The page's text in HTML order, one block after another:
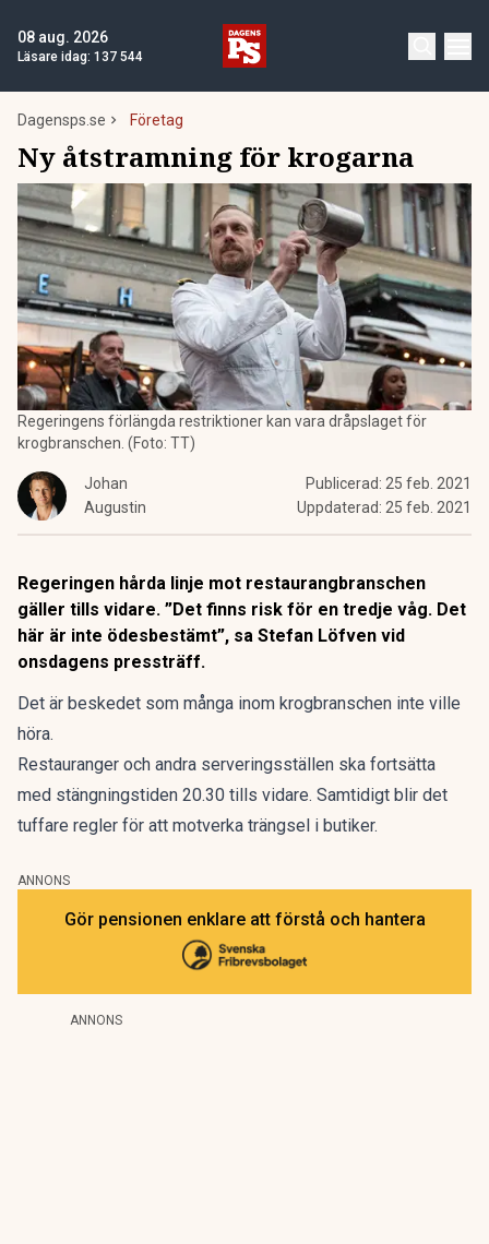
08 aug. 2026
Läsare idag: 137 544
Dagensps.se Företag
Ny åtstramning för krogarna
Regeringens förlängda restriktioner kan vara dråpslaget för
krogbranschen. (Foto: TT)
Johan
Augustin
Publicerad: 25 feb. 2021
Uppdaterad: 25 feb. 2021
Regeringen hårda linje mot restaurangbranschen
gäller tills vidare. ”Det finns risk för en tredje våg. Det
här är inte ödesbestämt”, sa Stefan Löfven vid
onsdagens pressträff.
Det är beskedet som många inom krogbranschen inte ville
höra.
Restauranger och andra serveringsställen ska fortsätta
med stängningstiden 20.30 tills vidare. Samtidigt blir det
tuffare regler för att motverka trängsel i butiker.
ANNONS
Gör pensionen enklare att förstå och hantera
ANNONS